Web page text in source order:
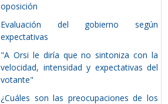
oposición
Evaluación del gobierno según
expectativas
"A Orsi le diría que no sintoniza con la
velocidad, intensidad y expectativas del
votante"
¿Cuáles son las preocupaciones de los